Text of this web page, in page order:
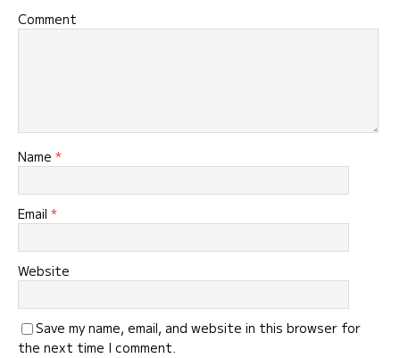
Comment
Name *
Email *
Website
Save my name, email, and website in this browser for
the next time I comment.